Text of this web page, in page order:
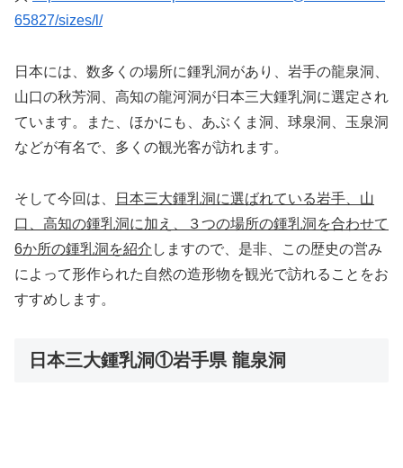
65827/sizes/l/
日本には、数多くの場所に鍾乳洞があり、岩手の龍泉洞、
山口の秋芳洞、高知の龍河洞が日本三大鍾乳洞に選定され
ています。また、ほかにも、あぶくま洞、球泉洞、玉泉洞
などが有名で、多くの観光客が訪れます。
そして今回は、
日本三大鍾乳洞に選ばれている岩手、山
口、高知の鍾乳洞に加え、３つの場所の鍾乳洞を合わせて
6か所の鍾乳洞を紹介 しますので、是非、この歴史の営み
によって形作られた自然の造形物を観光で訪れることをお
すすめします。
日本三大鍾乳洞①岩手県 龍泉洞